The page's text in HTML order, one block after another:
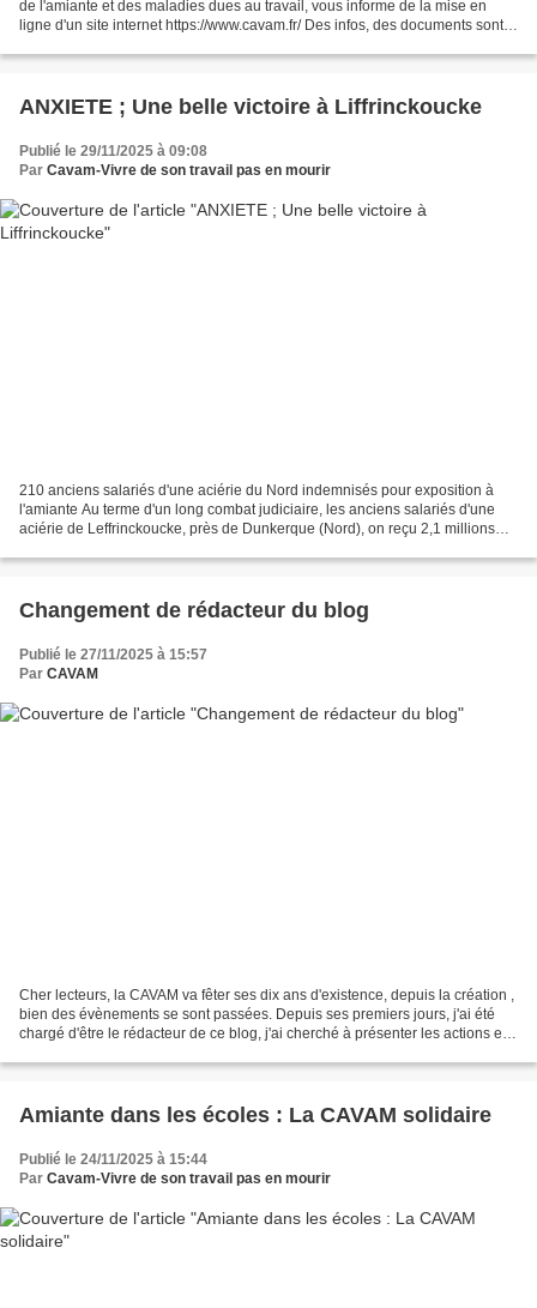
de l'amiante et des maladies dues au travail, vous informe de la mise en
ligne d'un site internet https://www.cavam.fr/ Des infos, des documents sont a
ANXIETE ; Une belle victoire à Liffrinckoucke
Publié le 29/11/2025 à 09:08
Par Cavam-Vivre de son travail pas en mourir
210 anciens salariés d'une aciérie du Nord indemnisés pour exposition à
l'amiante Au terme d'un long combat judiciaire, les anciens salariés d'une
aciérie de Leffrinckoucke, près de Dunkerque (Nord), on reçu 2,1 millions
Changement de rédacteur du blog
Publié le 27/11/2025 à 15:57
Par CAVAM
Cher lecteurs, la CAVAM va fêter ses dix ans d'existence, depuis la création ,
bien des évènements se sont passées. Depuis ses premiers jours, j'ai été
chargé d'être le rédacteur de ce blog, j'ai cherché à présenter les actions et
Amiante dans les écoles : La CAVAM solidaire
Publié le 24/11/2025 à 15:44
Par Cavam-Vivre de son travail pas en mourir